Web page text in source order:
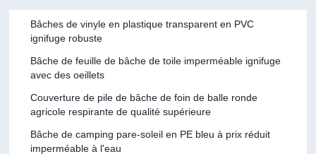
Bâches de vinyle en plastique transparent en PVC
ignifuge robuste
Bâche de feuille de bâche de toile imperméable ignifuge
avec des oeillets
Couverture de pile de bâche de foin de balle ronde
agricole respirante de qualité supérieure
Bâche de camping pare-soleil en PE bleu à prix réduit
imperméable à l'eau